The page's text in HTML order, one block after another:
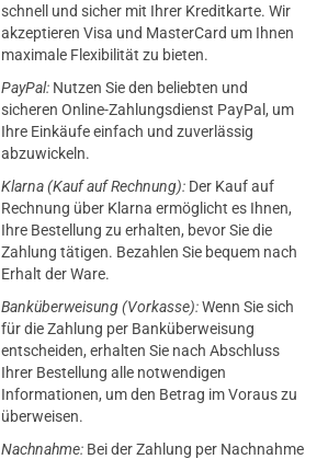
schnell und sicher mit Ihrer Kreditkarte. Wir
akzeptieren Visa und MasterCard um Ihnen
maximale Flexibilität zu bieten.
PayPal: Nutzen Sie den beliebten und
sicheren Online-Zahlungsdienst PayPal, um
Ihre Einkäufe einfach und zuverlässig
abzuwickeln.
Klarna (Kauf auf Rechnung): Der Kauf auf
Rechnung über Klarna ermöglicht es Ihnen,
Ihre Bestellung zu erhalten, bevor Sie die
Zahlung tätigen. Bezahlen Sie bequem nach
Erhalt der Ware.
Banküberweisung (Vorkasse):Wenn Sie sich
für die Zahlung per Banküberweisung
entscheiden, erhalten Sie nach Abschluss
Ihrer Bestellung alle notwendigen
Informationen, um den Betrag im Voraus zu
überweisen.
Nachnahme: Bei der Zahlung per Nachnahme